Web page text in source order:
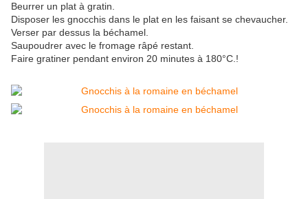
Beurrer un plat à gratin.
Disposer les gnocchis dans le plat en les faisant se chevaucher.
Verser par dessus la béchamel.
Saupoudrer avec le fromage râpé restant.
Faire gratiner pendant environ 20 minutes à 180°C.!